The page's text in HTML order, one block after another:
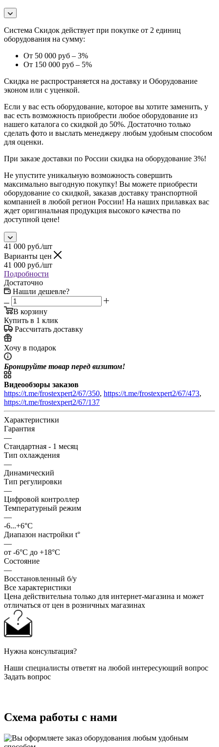
Система Скидок действует при покупке от 2 единиц
оборудования на сумму:
От 50 000 руб – 3%
От 150 000 руб – 5%
Скидка не распространяется на доставку и Оборудование
эконом или с уценкой.
Если у вас есть оборудование, которое вы хотите заменить, у
вас есть возможность приобрести любое оборудование из
нашего каталога со скидкой до 50%. Достаточно только
сделать фото и выслать менеджеру любым удобным способом
для оценки.
При заказе доставки по России скидка на оборудование 3%!
Не упустите уникальную возможность совершить
максимально выгодную покупку! Вы можете приобрести
оборудование со скидкой, заказав доставку транспортной
компанией в любой регион России! На наших прилавках вас
ждет оригинальная продукция высокого качества по
доступной цене!
41 000 руб./шт
Варианты цен
41 000 руб./шт
Подробности
Достаточно
Нашли дешевле?
В корзину
Купить в 1 клик
Рассчитать доставку
Хочу в подарок
Бронируйте товар перед визитом!
Видеообзоры заказов
https://t.me/frostexpert2/67/350, https://t.me/frostexpert2/67/473,
https://t.me/frostexpert2/67/137
Характеристики
Гарантия
—
Стандартная - 1 месяц
Тип охлаждения
—
Динамический
Тип регулировки
—
Цифровой контроллер
Температурный режим
—
-6...+6°C
Диапазон настройки t°
—
от -6°С до +18°C
Состояние
—
Восстановленный б/у
Все характеристики
Цена действительна только для интернет-магазина и может
отличаться от цен в розничных магазинах
Нужна консультация?
Наши специалисты ответят на любой интересующий вопрос
Задать вопрос
Схема работы с нами